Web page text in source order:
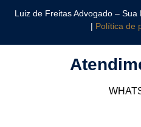
Luiz de Freitas Advogado –
| Política de